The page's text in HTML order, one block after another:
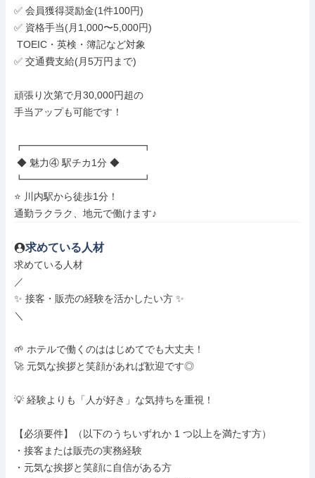
✅ 会員獲得奨励金(1件100円)
✅ 資格手当(月1,000〜5,000円)
✅ 交通費支給(月5万円まで)
頑張り次第で月30,000円超の
手当アップも可能です！
┏━━━━━━━━━━━━┓
┗━━━━━━━━━━━━┛
⭐ 川内駅から徒歩1分！
通勤ラクラク、地元で働けます♪
求めている人材
求めている人材
／
✨ 接客・販売の経験を活かしたい方 ✨
＼
🌱 ホテルで働くのははじめてでも大丈夫！
🚀 元気な挨拶と笑顔があれば歓迎です◎
💡 経験よりも「人が好き」な気持ちを重視！
【必須要件】（以下のうちいずれか 1 つ以上を満たす方）
・接客または販売の実務経験
・元気な挨拶と笑顔に自信がある方